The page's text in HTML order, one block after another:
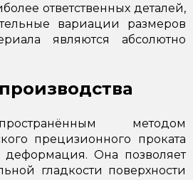
ответственных деталей,
вариации размеров
являются абсолютно
методом
прецизионного проката
деформация. Она позволяет
гладкости поверхности